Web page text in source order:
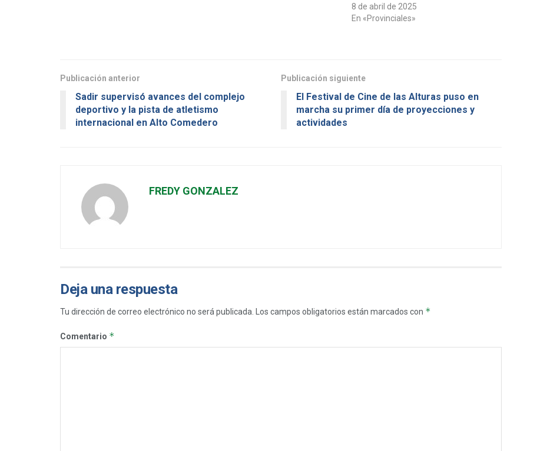
8 de abril de 2025
En «Provinciales»
Publicación anterior
Sadir supervisó avances del complejo
deportivo y la pista de atletismo
internacional en Alto Comedero
Publicación siguiente
El Festival de Cine de las Alturas puso en
marcha su primer día de proyecciones y
actividades
FREDY GONZALEZ
Deja una respuesta
Tu dirección de correo electrónico no será publicada. Los campos obligatorios están marcados con *
Comentario *